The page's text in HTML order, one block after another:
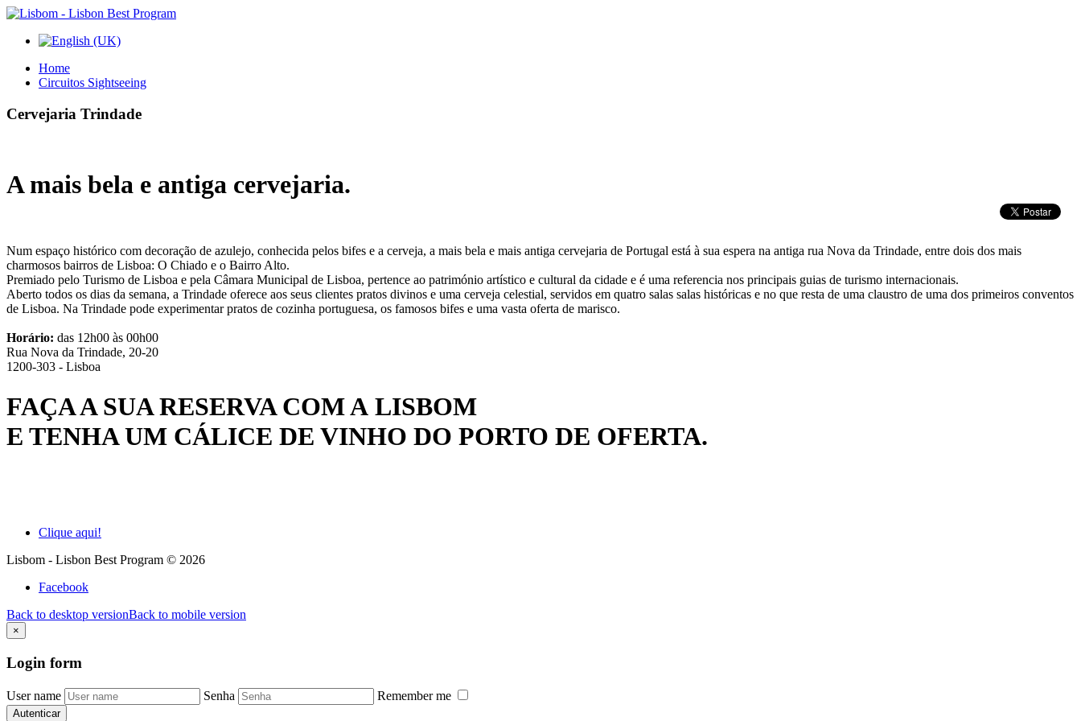
Home
Circuitos Sightseeing
Cervejaria Trindade
A mais bela e antiga cervejaria.
Num espaço histórico com decoração de azulejo, conhecida pelos bifes e a cerveja, a mais bela e mais antiga cervejaria de Portugal está à sua espera na antiga rua Nova da Trindade, entre dois dos mais
charmosos bairros de Lisboa: O Chiado e o Bairro Alto.
Premiado pelo Turismo de Lisboa e pela Câmara Municipal de Lisboa, pertence ao património artístico e cultural da cidade e é uma referencia nos principais guias de turismo internacionais.
Aberto todos os dias da semana, a Trindade oferece aos seus clientes pratos divinos e uma cerveja celestial, servidos em quatro salas salas históricas e no que resta de uma claustro de uma dos primeiros conventos
de Lisboa. Na Trindade pode experimentar pratos de cozinha portuguesa, os famosos bifes e uma vasta oferta de marisco.
Horário: das 12h00 às 00h00
Rua Nova da Trindade, 20-20
1200-303 - Lisboa
FAÇA A SUA RESERVA COM A LISBOM
E TENHA UM CÁLICE DE VINHO DO PORTO DE OFERTA.
Clique aqui!
Lisbom - Lisbon Best Program © 2026
Facebook
Back to desktop versionBack to mobile version
×
Login form
User name Senha Remember me
Autenticar